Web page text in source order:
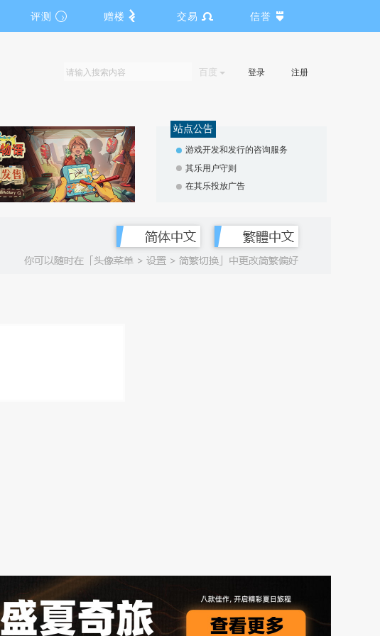
评测 赠楼 交易 信誉
百度 登录 注册
站点公告
游戏开发和发行的咨询服务
其乐用户守则
在其乐投放广告